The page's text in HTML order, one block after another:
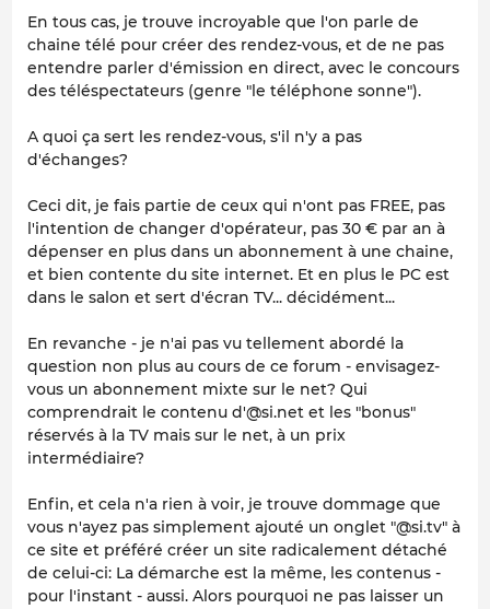
En tous cas, je trouve incroyable que l'on parle de
chaine télé pour créer des rendez-vous, et de ne pas
entendre parler d'émission en direct, avec le concours
des téléspectateurs (genre "le téléphone sonne").
A quoi ça sert les rendez-vous, s'il n'y a pas
d'échanges?
Ceci dit, je fais partie de ceux qui n'ont pas FREE, pas
l'intention de changer d'opérateur, pas 30 € par an à
dépenser en plus dans un abonnement à une chaine,
et bien contente du site internet. Et en plus le PC est
dans le salon et sert d'écran TV... décidément...
En revanche - je n'ai pas vu tellement abordé la
question non plus au cours de ce forum - envisagez-
vous un abonnement mixte sur le net? Qui
comprendrait le contenu d'@si.net et les "bonus"
réservés à la TV mais sur le net, à un prix
intermédiaire?
Enfin, et cela n'a rien à voir, je trouve dommage que
vous n'ayez pas simplement ajouté un onglet "@si.tv" à
ce site et préféré créer un site radicalement détaché
de celui-ci: La démarche est la même, les contenus -
pour l'instant - aussi. Alors pourquoi ne pas laisser un